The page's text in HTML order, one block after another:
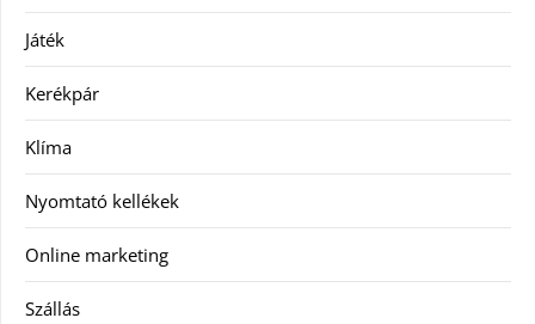
Játék
Kerékpár
Klíma
Nyomtató kellékek
Online marketing
Szállás